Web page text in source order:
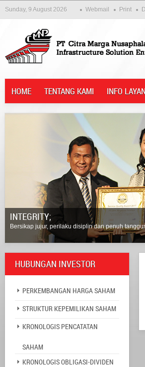
Sunday, 9 August 2026 Webmail Print
HOME TENTANG KAMI INFO
Integrity;
Bersikap jujur, perilaku disiplin dan penuh
HUBUNGAN INVESTOR
PERKEMBANGAN HARGA SAHAM
STRUKTUR KEPEMILIKAN SAHAM
KRONOLOGIS PENCATATAN
SAHAM
KRONOLOGIS OBLIGASI-DIVIDEN